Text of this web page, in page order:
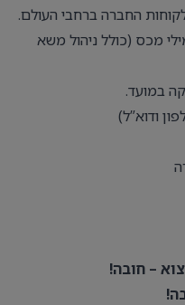
החברה ברחבי העולם.
מכס (כולל ניהול משא
במועד.
ודוא”ל)
– חובה!